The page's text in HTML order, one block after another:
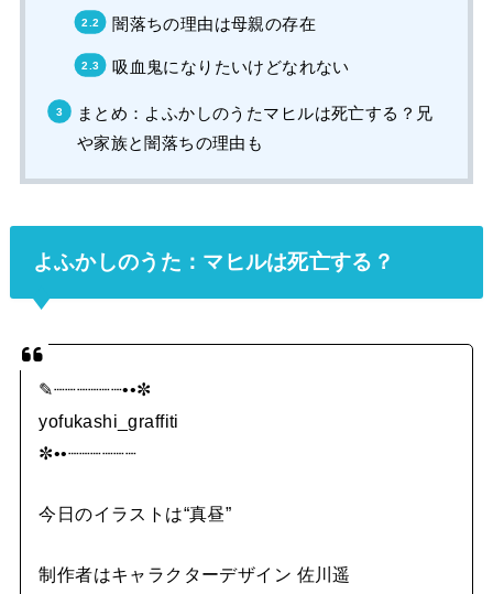
闇落ちの理由は母親の存在
吸血鬼になりたいけどなれない
まとめ：よふかしのうたマヒルは死亡する？兄
や家族と闇落ちの理由も
よふかしのうた：マヒルは死亡する？
✎┈┈┈┈┈┈••✼
yofukashi_graffiti
✼••┈┈┈┈┈┈
今日のイラストは“真昼”
制作者はキャラクターデザイン 佐川遥